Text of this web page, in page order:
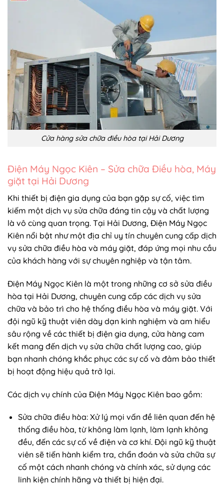
Cửa hàng sửa chữa điều hòa tại Hải Dương
Điện Máy Ngọc Kiên – Sửa chữa Điều hòa, Máy
giặt tại Hải Dương
Khi thiết bị điện gia dụng của bạn gặp sự cố, việc tìm
kiếm một dịch vụ sửa chữa đáng tin cậy và chất lượng
là vô cùng quan trọng. Tại Hải Dương, Điện Máy Ngọc
Kiên nổi bật như một địa chỉ uy tín chuyên cung cấp dịch
vụ sửa chữa điều hòa và máy giặt, đáp ứng mọi nhu cầu
của khách hàng với sự chuyên nghiệp và tận tâm.
Điện Máy Ngọc Kiên là một trong những cơ sở sửa điều
hòa tại Hải Dương, chuyên cung cấp các dịch vụ sửa
chữa và bảo trì cho hệ thống điều hòa và máy giặt. Với
đội ngũ kỹ thuật viên dày dạn kinh nghiệm và am hiểu
sâu rộng về các thiết bị điện gia dụng, cửa hàng cam
kết mang đến dịch vụ sửa chữa chất lượng cao, giúp
bạn nhanh chóng khắc phục các sự cố và đảm bảo thiết
bị hoạt động hiệu quả trở lại.
Các dịch vụ chính của Điện Máy Ngọc Kiên bao gồm:
Sửa chữa điều hòa: Xử lý mọi vấn đề liên quan đến hệ
thống điều hòa, từ không làm lạnh, làm lạnh không
đều, đến các sự cố về điện và cơ khí. Đội ngũ kỹ thuật
viên sẽ tiến hành kiểm tra, chẩn đoán và sửa chữa sự
cố một cách nhanh chóng và chính xác, sử dụng các
linh kiện chính hãng và thiết bị hiện đại.